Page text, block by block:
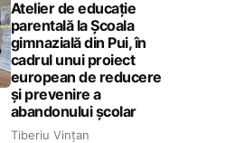
Atelier de educație
parentală la Școala
gimnazială din Pui, în
cadrul unui proiect
european de reducere
și prevenire a
abandonului școlar
Tiberiu Vințan